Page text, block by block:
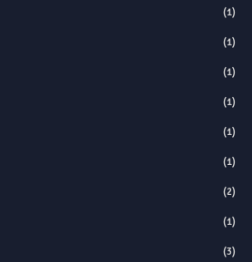
(1)
(1)
(1)
(1)
(1)
(1)
(2)
(1)
(3)